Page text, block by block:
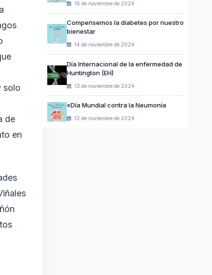
solo
de
en
16 de noviembre de 2024
Compensemos la diabetes por nuestro
bienestar
14 de noviembre de 2024
Día Internacional de la enfermedad de
Huntington (EH)
13 de noviembre de 2024
«Día Mundial contra la Neumonía
12 de noviembre de 2024